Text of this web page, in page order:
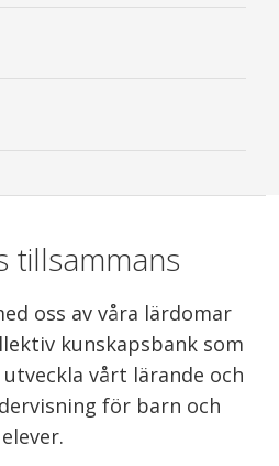
tillsammans
oss av våra lärdomar
kunskapsbank som
vårt lärande och
för barn och
elever.